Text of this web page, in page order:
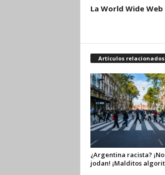
La World Wide
Artículos relacionados
¿Argentina racista?
jodan! ¡Malditos